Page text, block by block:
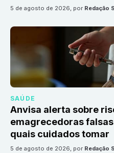
5 de agosto de 2026, por Redação
SAÚDE
Anvisa alerta sobre
emagrecedoras
quais cuidados tomar
5 de agosto de 2026, por Redação